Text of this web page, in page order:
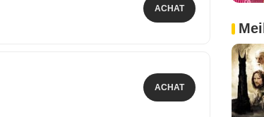
ACHAT
ACHAT